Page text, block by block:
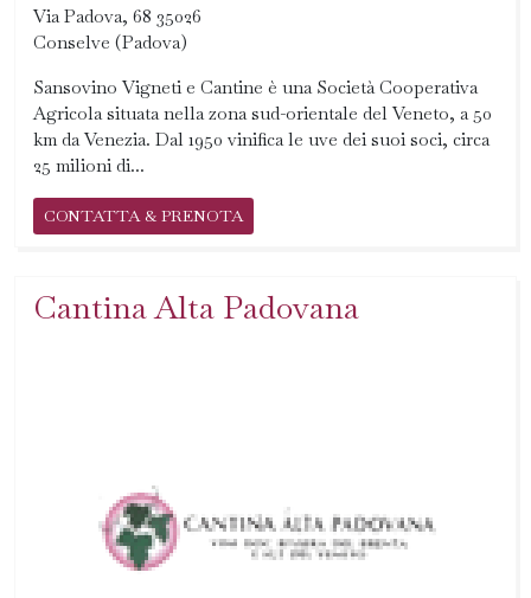
Via Padova, 68 35026
Conselve (Padova)
Sansovino Vigneti e Cantine è una Società Cooperativa
Agricola situata nella zona sud-orientale del Veneto, a 50
km da Venezia. Dal 1950 vinifica le uve dei suoi soci, circa
25 milioni di...
CONTATTA & PRENOTA
Cantina Alta Padovana